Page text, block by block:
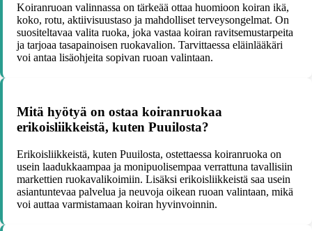
Koiranruoan valinnassa on tärkeää ottaa huomioon koiran ikä,
koko, rotu, aktiivisuustaso ja mahdolliset terveysongelmat. On
suositeltavaa valita ruoka, joka vastaa koiran ravitsemustarpeita
ja tarjoaa tasapainoisen ruokavalion. Tarvittaessa eläinlääkäri
voi antaa lisäohjeita sopivan ruoan valintaan.
Mitä hyötyä on ostaa koiranruokaa
erikoisliikkeistä, kuten Puuilosta?
Erikoisliikkeistä, kuten Puuilosta, ostettaessa koiranruoka on
usein laadukkaampaa ja monipuolisempaa verrattuna tavallisiin
markettien ruokavalikoimiin. Lisäksi erikoisliikkeistä saa usein
asiantuntevaa palvelua ja neuvoja oikean ruoan valintaan, mikä
voi auttaa varmistamaan koiran hyvinvoinnin.